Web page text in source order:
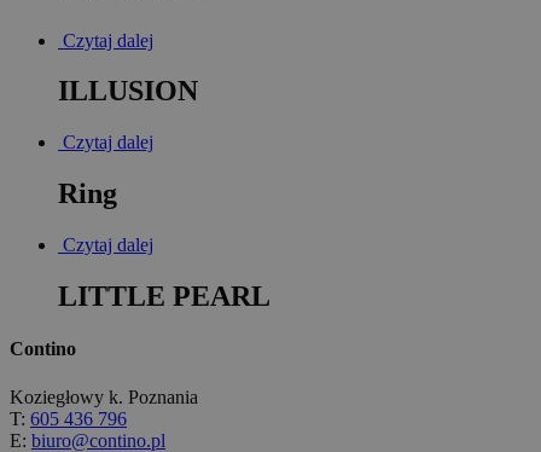
Czytaj dalej
ILLUSION
Czytaj dalej
Ring
Czytaj dalej
LITTLE PEARL
Contino
Koziegłowy k. Poznania
T: 605 436 796
E: biuro@contino.pl